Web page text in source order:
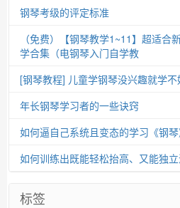
钢琴考级的评定标准
（免费）【钢琴教学1~11】超适合
学合集（电钢琴入门自学教
[钢琴教程] 儿童学钢琴没兴趣就学不
年长钢琴学习者的一些诀窍
如何逼自己系统且变态的学习《钢琴
如何训练出既能轻松抬高、又能独
标签